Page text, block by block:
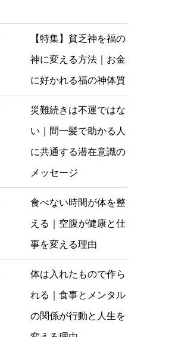
【特集】貧乏神を福の
神に変える方法｜お金
に好かれる福の神体質
災難続きは不運ではな
い｜間一髪で助かる人
に共通する潜在意識の
メッセージ
食べない時間が体を整
える｜空腹が健康と仕
事を変える理由
体は入れたもので作ら
れる｜食事とメンタル
の関係が行動と人生を